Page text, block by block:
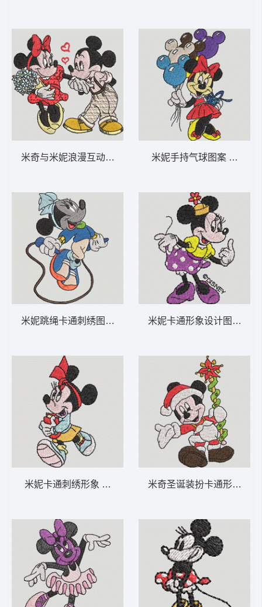
米奇与米妮浪漫互动 米奇爱米妮-DST格式
米妮跳绳卡通刺绣图案 米妮 46-DST格式
米妮卡通刺绣形象 米妮 45-DST格式
米妮手持气球图案 米妮
米妮卡通形象设计图 米妮
米奇圣诞装扮卡通形象 米